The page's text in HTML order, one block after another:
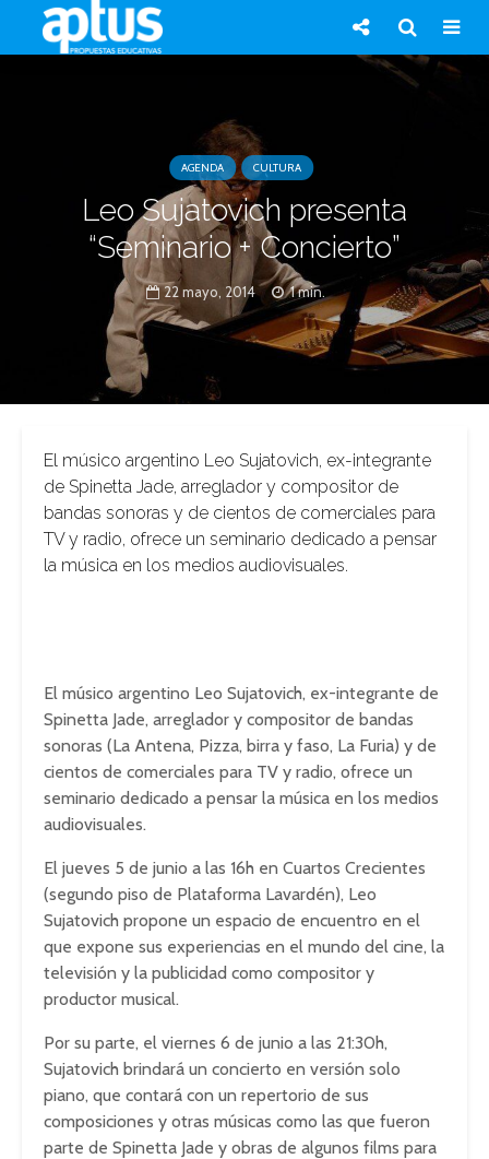
AGENDA CULTURA
Leo Sujatovich presenta
“Seminario + Concierto”
22 mayo, 2014 1 min.
El músico argentino Leo Sujatovich, ex-integrante
de Spinetta Jade, arreglador y compositor de
bandas sonoras y de cientos de comerciales para
TV y radio, ofrece un seminario dedicado a pensar
la música en los medios audiovisuales.
El músico argentino Leo Sujatovich, ex-integrante de
Spinetta Jade, arreglador y compositor de bandas
sonoras (La Antena, Pizza, birra y faso, La Furia) y de
cientos de comerciales para TV y radio, ofrece un
seminario dedicado a pensar la música en los medios
audiovisuales.
El jueves 5 de junio a las 16h en Cuartos Crecientes
(segundo piso de Plataforma Lavardén), Leo
Sujatovich propone un espacio de encuentro en el
que expone sus experiencias en el mundo del cine, la
televisión y la publicidad como compositor y
productor musical.
Por su parte, el viernes 6 de junio a las 21:30h,
Sujatovich brindará un concierto en versión solo
piano, que contará con un repertorio de sus
composiciones y otras músicas como las que fueron
parte de Spinetta Jade y obras de algunos films para